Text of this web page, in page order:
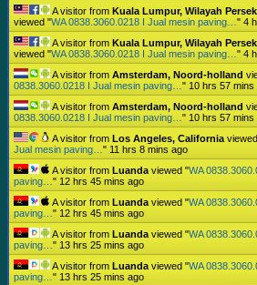
A visitor from Kuala Lumpur, Wilayah
viewed "WA 0838.3060.0218 I Jual mesin paving… " 4
A visitor from Kuala Lumpur, Wilayah
viewed "WA 0838.3060.0218 I Jual mesin paving… " 4
A visitor from Amsterdam, Noord-holland
0838.3060.0218 I Jual mesin paving… " 10 hrs 57 mins
A visitor from Amsterdam, Noord-holland
0838.3060.0218 I Jual mesin paving… " 10 hrs 57 mins
A visitor from Los Angeles, California
Jual mesin paving… " 11 hrs 8 mins ago
A visitor from Luanda viewed "WA
paving… " 12 hrs 45 mins ago
A visitor from Luanda viewed "WA
paving… " 12 hrs 45 mins ago
A visitor from Luanda viewed "WA
paving… " 13 hrs 25 mins ago
A visitor from Luanda viewed "WA
paving… " 13 hrs 25 mins ago